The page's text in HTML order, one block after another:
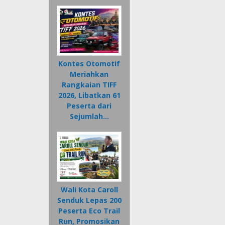
Kontes Otomotif
Meriahkan
Rangkaian TIFF
2026, Libatkan 61
Peserta dari
Sejumlah…
Wali Kota Caroll
Senduk Lepas 200
Peserta Eco Trail
Run, Promosikan